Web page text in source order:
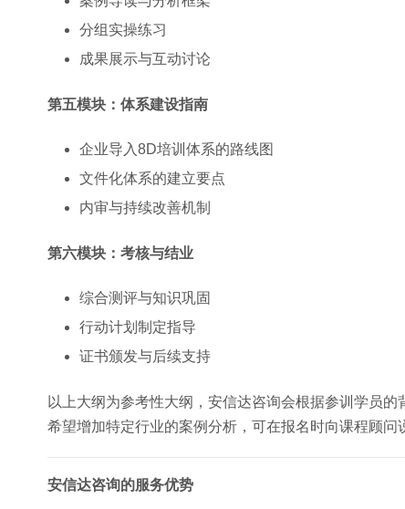
分组实操练习
成果展示与互动讨论
第五模块：体系建设指南
企业导入8D培训体系的路线图
文件化体系的建立要点
内审与持续改善机制
第六模块：考核与结业
综合测评与知识巩固
行动计划制定指导
证书颁发与后续支持
以上大纲为参考性大纲，安信达咨询会根据参训学员
希望增加特定行业的案例分析，可在报名时向课程顾问
安信达咨询的服务优势